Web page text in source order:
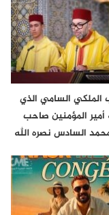
الملكي السامي الذي
المؤمنين صاحب
محمد السادس نصره الله